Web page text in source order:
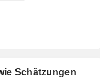
Schätzungen